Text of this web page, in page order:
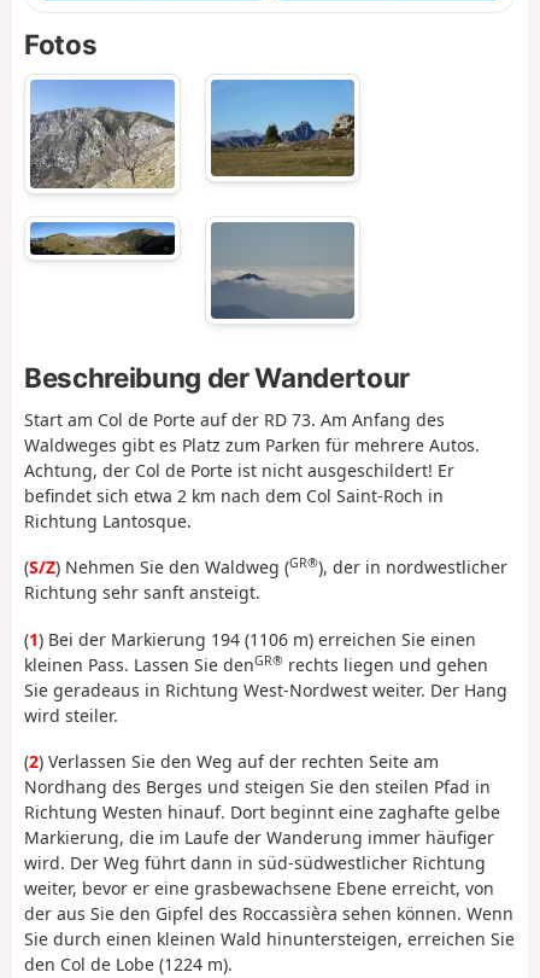
Fotos
Beschreibung der Wandertour
Start am Col de Porte auf der RD 73. Am Anfang des
Waldweges gibt es Platz zum Parken für mehrere Autos.
Achtung, der Col de Porte ist nicht ausgeschildert! Er
befindet sich etwa 2 km nach dem Col Saint-Roch in
Richtung Lantosque.
(S/Z) Nehmen Sie den Waldweg (GR®), der in nordwestlicher
Richtung sehr sanft ansteigt.
(1) Bei der Markierung 194 (1106 m) erreichen Sie einen
kleinen Pass. Lassen Sie denGR® rechts liegen und gehen
Sie geradeaus in Richtung West-Nordwest weiter. Der Hang
wird steiler.
(2) Verlassen Sie den Weg auf der rechten Seite am
Nordhang des Berges und steigen Sie den steilen Pfad in
Richtung Westen hinauf. Dort beginnt eine zaghafte gelbe
Markierung, die im Laufe der Wanderung immer häufiger
wird. Der Weg führt dann in süd-südwestlicher Richtung
weiter, bevor er eine grasbewachsene Ebene erreicht, von
der aus Sie den Gipfel des Roccassièra sehen können. Wenn
Sie durch einen kleinen Wald hinuntersteigen, erreichen Sie
den Col de Lobe (1224 m).